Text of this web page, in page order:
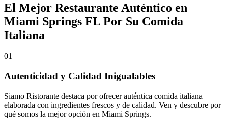
El Mejor Restaurante Auténtico en
Miami Springs FL Por Su Comida
Italiana
01
Autenticidad y Calidad Inigualables
Siamo Ristorante destaca por ofrecer auténtica comida italiana
elaborada con ingredientes frescos y de calidad. Ven y descubre por
qué somos la mejor opción en Miami Springs.